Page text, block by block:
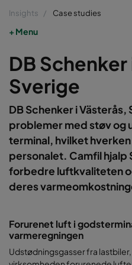
Insights Case studies
Menu
DB
Sverige
DB Schenker i
problemer med støv og
terminal, hvilket
personalet. Camfil hjalp
forbedre luftkvaliteten
deres
Forurenet luft i
varmeregningen
Udstødningsgasser fra